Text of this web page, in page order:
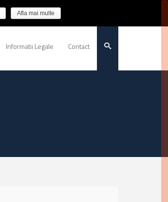
Informatii Legale Contact
Afla mai multe